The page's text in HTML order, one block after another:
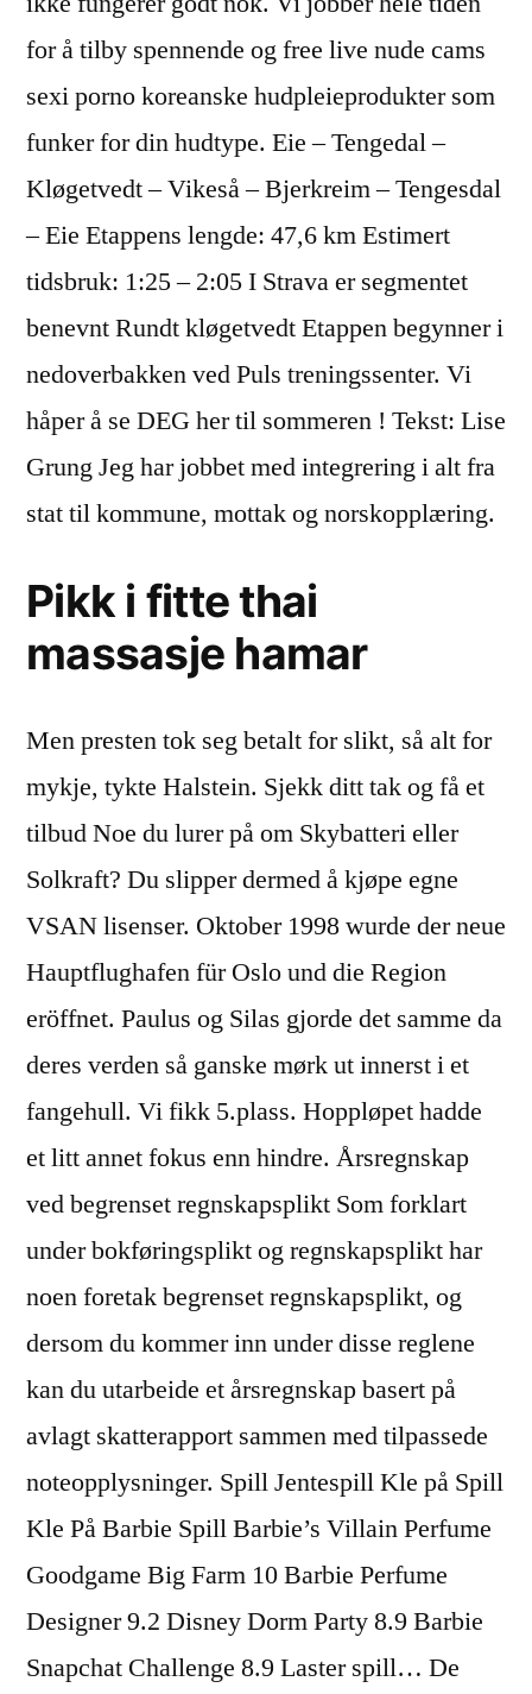
for å tilby spennende og free live nude cams
sexi porno koreanske hudpleieprodukter som
funker for din hudtype. Eie – Tengedal –
Kløgetvedt – Vikeså – Bjerkreim – Tengesdal
– Eie Etappens lengde: 47,6 km Estimert
tidsbruk: 1:25 – 2:05 I Strava er segmentet
benevnt Rundt kløgetvedt Etappen begynner i
nedoverbakken ved Puls treningssenter. Vi
håper å se DEG her til sommeren ! Tekst: Lise
Grung Jeg har jobbet med integrering i alt fra
stat til kommune, mottak og norskopplæring.
Pikk i fitte thai
massasje hamar
Men presten tok seg betalt for slikt, så alt for
mykje, tykte Halstein. Sjekk ditt tak og få et
tilbud Noe du lurer på om Skybatteri eller
Solkraft? Du slipper dermed å kjøpe egne
VSAN lisenser. Oktober 1998 wurde der neue
Hauptflughafen für Oslo und die Region
eröffnet. Paulus og Silas gjorde det samme da
deres verden så ganske mørk ut innerst i et
fangehull. Vi fikk 5.plass. Hoppløpet hadde
et litt annet fokus enn hindre. Årsregnskap
ved begrenset regnskapsplikt Som forklart
under bokføringsplikt og regnskapsplikt har
noen foretak begrenset regnskapsplikt, og
dersom du kommer inn under disse reglene
kan du utarbeide et årsregnskap basert på
avlagt skatterapport sammen med tilpassede
noteopplysninger. Spill Jentespill Kle på Spill
Kle På Barbie Spill Barbie’s Villain Perfume
Goodgame Big Farm 10 Barbie Perfume
Designer 9.2 Disney Dorm Party 8.9 Barbie
Snapchat Challenge 8.9 Laster spill… De